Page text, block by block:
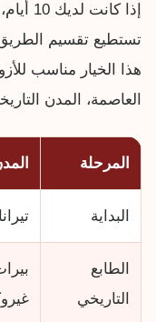
إذا
تستطيع تقسيم
هذا الخيار مناسب
العاصمة، المدن
المرحلة
البداية تيرانا
الطابع
التاريخي